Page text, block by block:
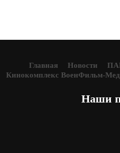
Главная Новости
Кинокомплекс ВоенФильм-
Наши